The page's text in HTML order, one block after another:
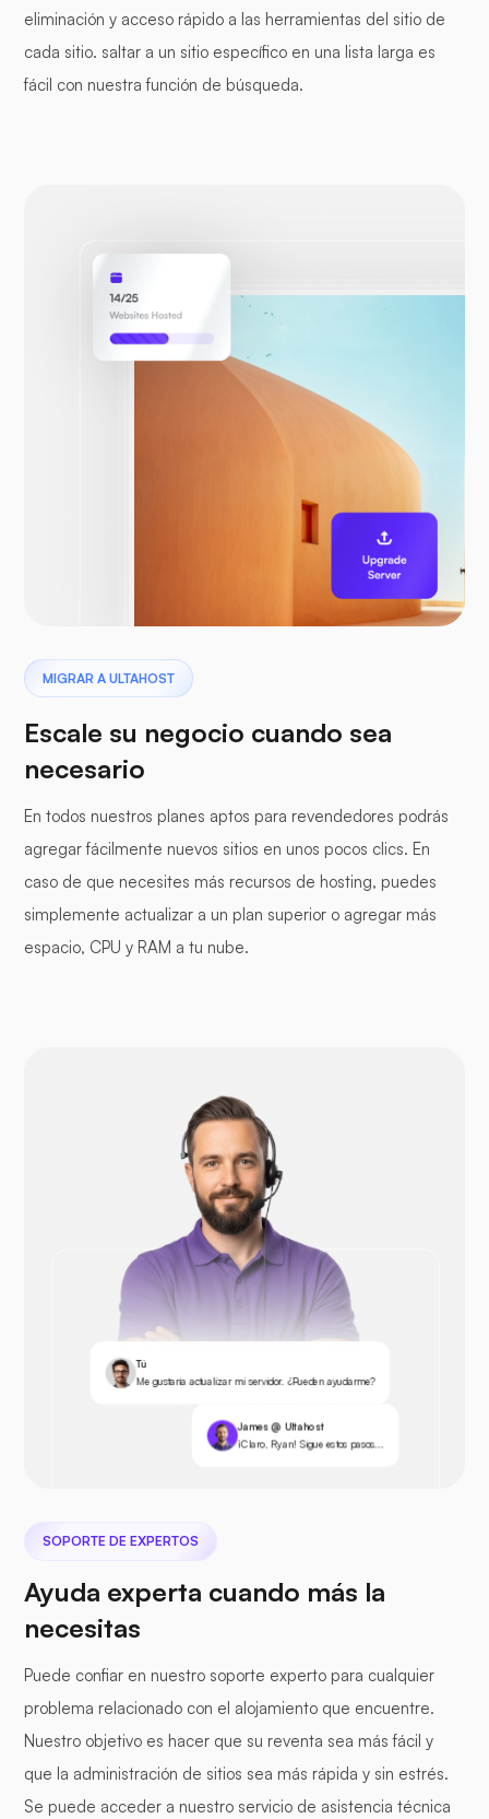
eliminación y acceso rápido a las herramientas del sitio de
cada sitio. saltar a un sitio específico en una lista larga es
fácil con nuestra función de búsqueda.
MIGRAR A ULTAHOST
Escale su negocio cuando sea
necesario
En todos nuestros planes aptos para revendedores podrás
agregar fácilmente nuevos sitios en unos pocos clics. En
caso de que necesites más recursos de hosting, puedes
simplemente actualizar a un plan superior o agregar más
espacio, CPU y RAM a tu nube.
Tú
Me gustaría actualizar mi servidor. ¿Pueden ayudarme?
James @ Ultahost
¡Claro, Ryan! Sigue estos pasos...
SOPORTE DE EXPERTOS
Ayuda experta cuando más la
necesitas
Puede confiar en nuestro soporte experto para cualquier
problema relacionado con el alojamiento que encuentre.
Nuestro objetivo es hacer que su reventa sea más fácil y
que la administración de sitios sea más rápida y sin estrés.
Se puede acceder a nuestro servicio de asistencia técnica